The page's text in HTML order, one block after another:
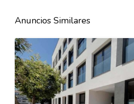
Anuncios Similares